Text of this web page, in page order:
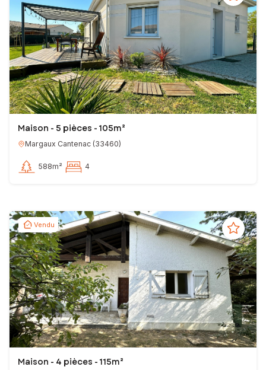
Maison - 5 pièces - 105m²
Margaux Cantenac (33460)
588m² 4
Vendu
Maison - 4 pièces - 115m²